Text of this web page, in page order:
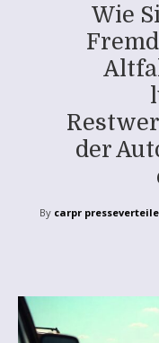
Wie
der
By carpr